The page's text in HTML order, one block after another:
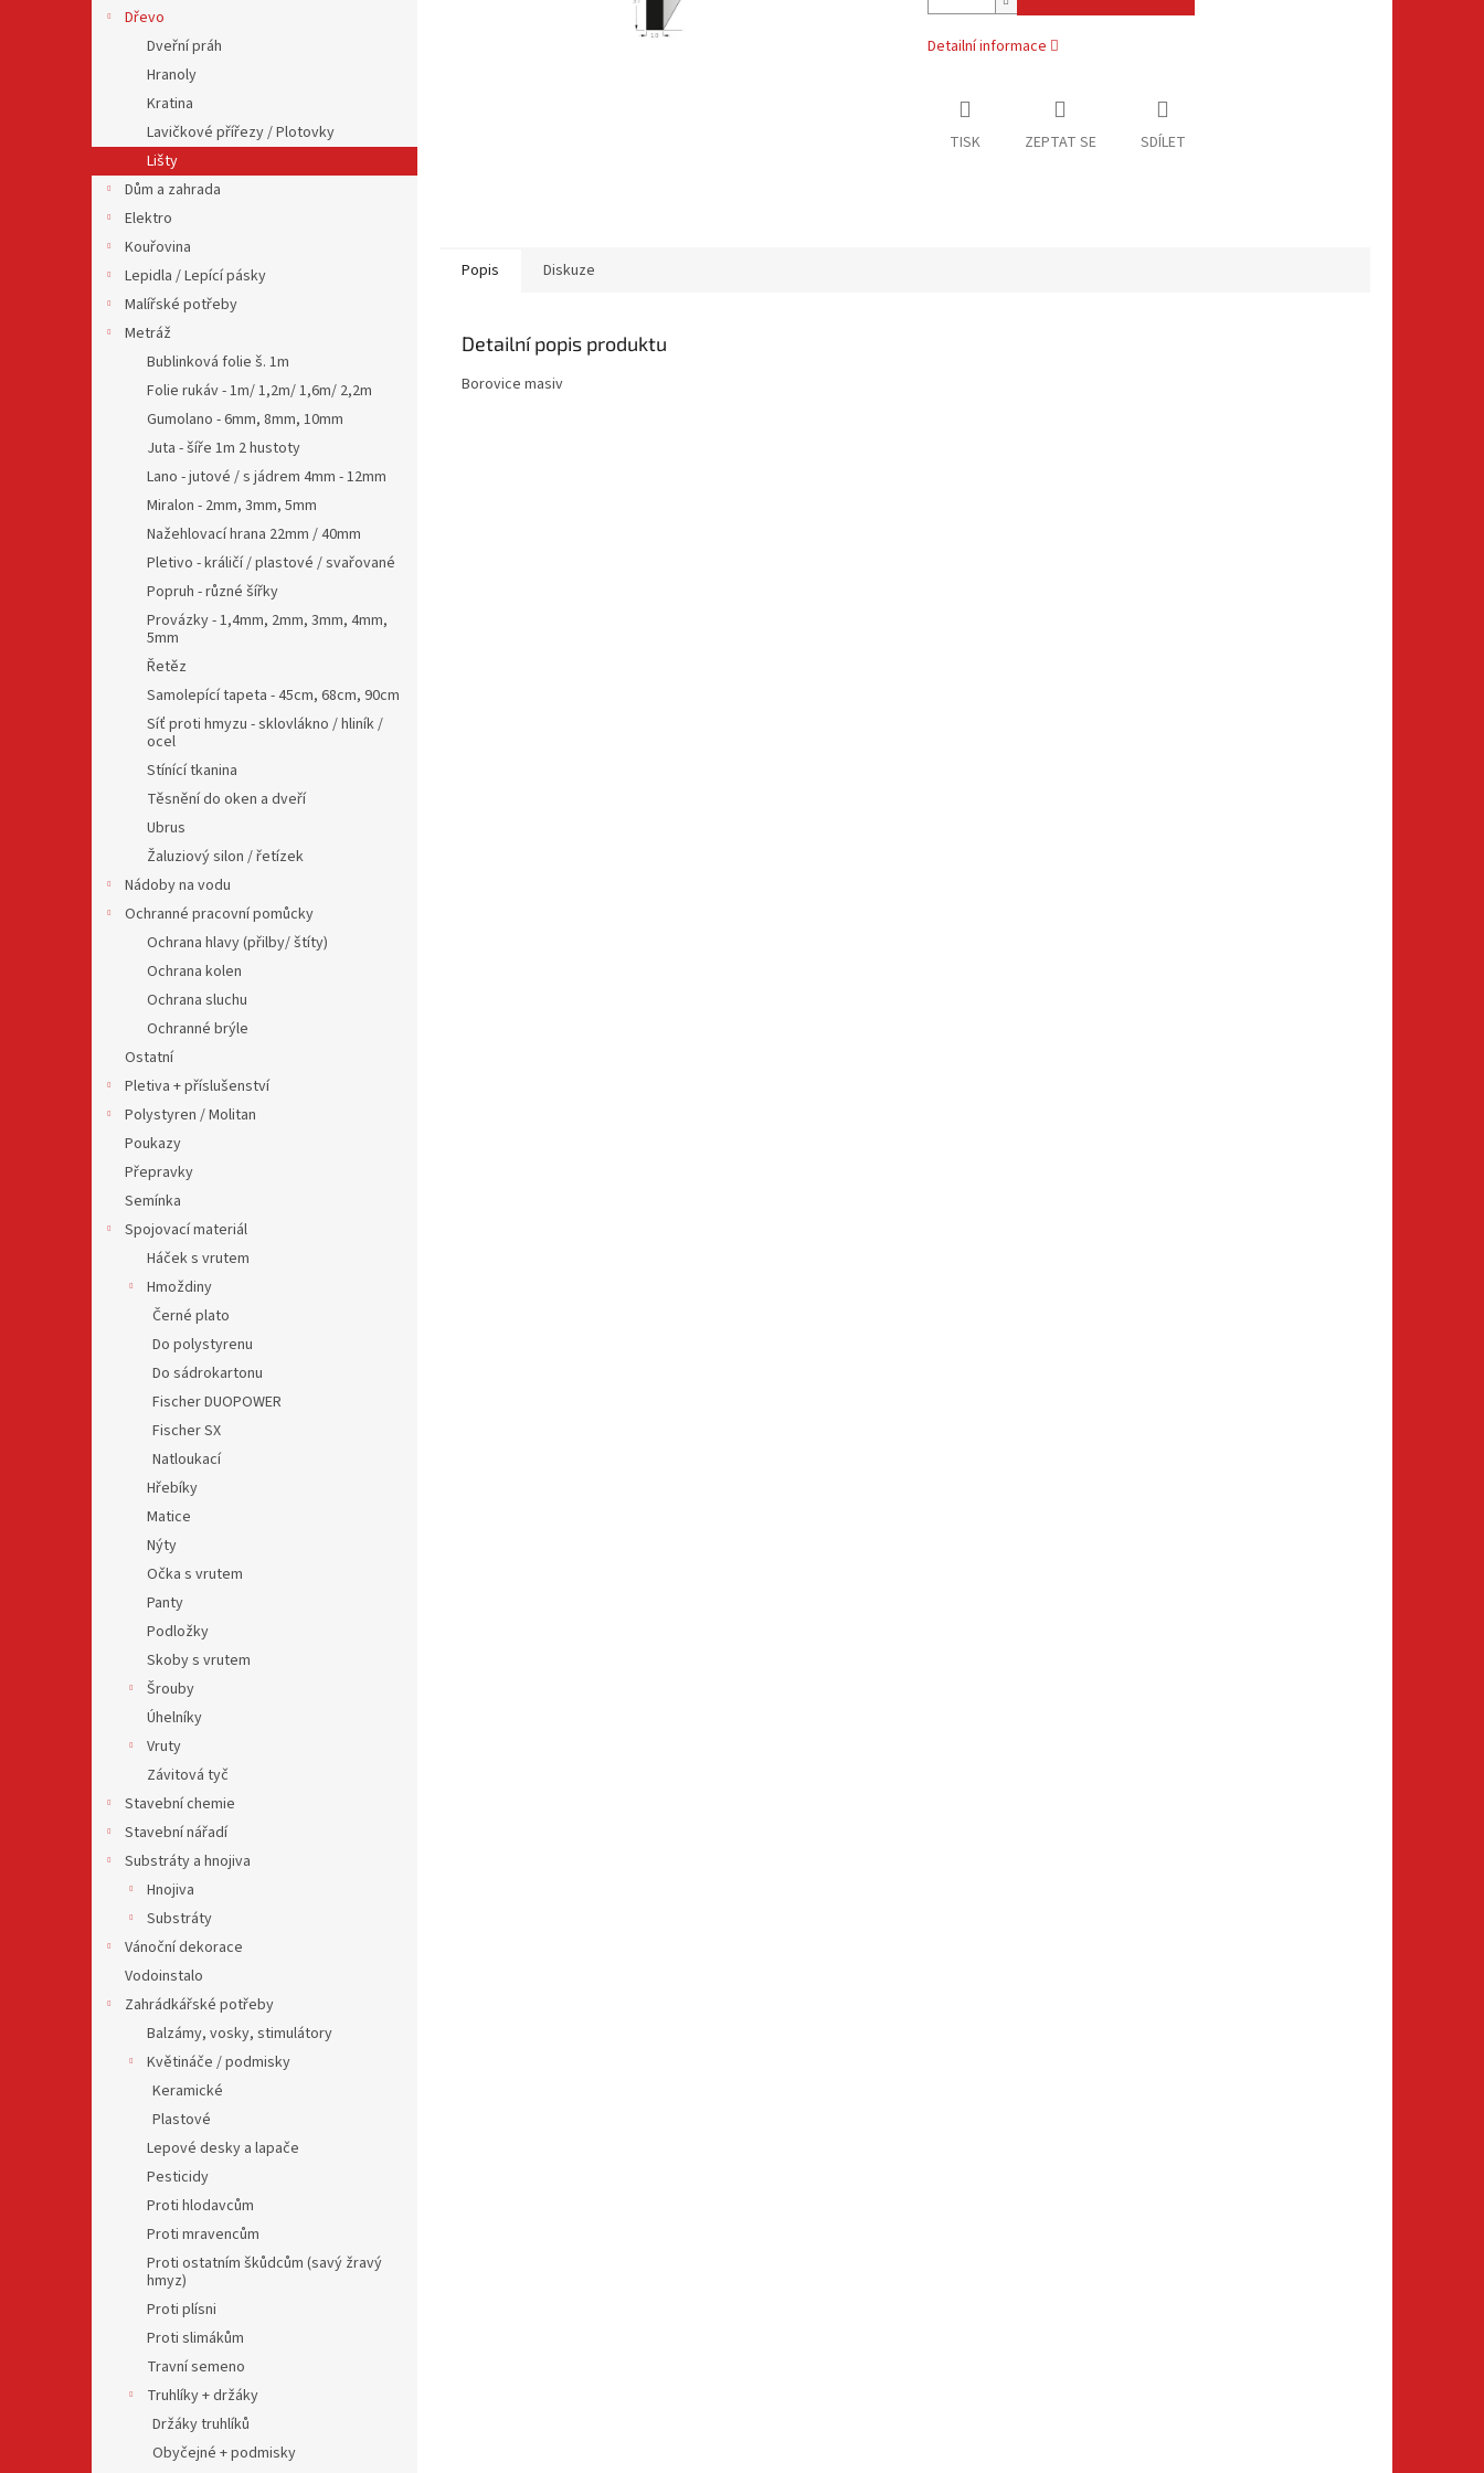
Dřevo
Dveřní práh
Hranoly
Kratina
Lavičkové přířezy / Plotovky
Lišty
Dům a zahrada
Elektro
Kouřovina
Lepidla / Lepící pásky
Malířské potřeby
Metráž
Bublinková folie š. 1m
Folie rukáv - 1m/ 1,2m/ 1,6m/ 2,2m
Gumolano - 6mm, 8mm, 10mm
Juta - šíře 1m 2 hustoty
Lano - jutové / s jádrem 4mm - 12mm
Miralon - 2mm, 3mm, 5mm
Nažehlovací hrana 22mm / 40mm
Pletivo - králičí / plastové / svařované
Popruh - různé šířky
Provázky - 1,4mm, 2mm, 3mm, 4mm,
5mm
Řetěz
Samolepící tapeta - 45cm, 68cm, 90cm
Síť proti hmyzu - sklovlákno / hliník /
ocel
Stínící tkanina
Těsnění do oken a dveří
Ubrus
Žaluziový silon / řetízek
Nádoby na vodu
Ochranné pracovní pomůcky
Ochrana hlavy (přilby/ štíty)
Ochrana kolen
Ochrana sluchu
Ochranné brýle
Ostatní
Pletiva + příslušenství
Polystyren / Molitan
Poukazy
Přepravky
Semínka
Spojovací materiál
Háček s vrutem
Hmoždiny
Černé plato
Do polystyrenu
Do sádrokartonu
Fischer DUOPOWER
Fischer SX
Natloukací
Hřebíky
Matice
Nýty
Očka s vrutem
Panty
Podložky
Skoby s vrutem
Šrouby
Úhelníky
Vruty
Závitová tyč
Stavební chemie
Stavební nářadí
Substráty a hnojiva
Hnojiva
Substráty
Vánoční dekorace
Vodoinstalo
Zahrádkářské potřeby
Balzámy, vosky, stimulátory
Květináče / podmisky
Keramické
Plastové
Lepové desky a lapače
Pesticidy
Proti hlodavcům
Proti mravencům
Proti ostatním škůdcům (savý žravý
hmyz)
Proti plísni
Proti slimákům
Travní semeno
Truhlíky + držáky
Držáky truhlíků
Obyčejné + podmisky
Detailní informace
TISK ZEPTAT SE SDÍLET
Popis Diskuze
Detailní popis produktu
Borovice masiv